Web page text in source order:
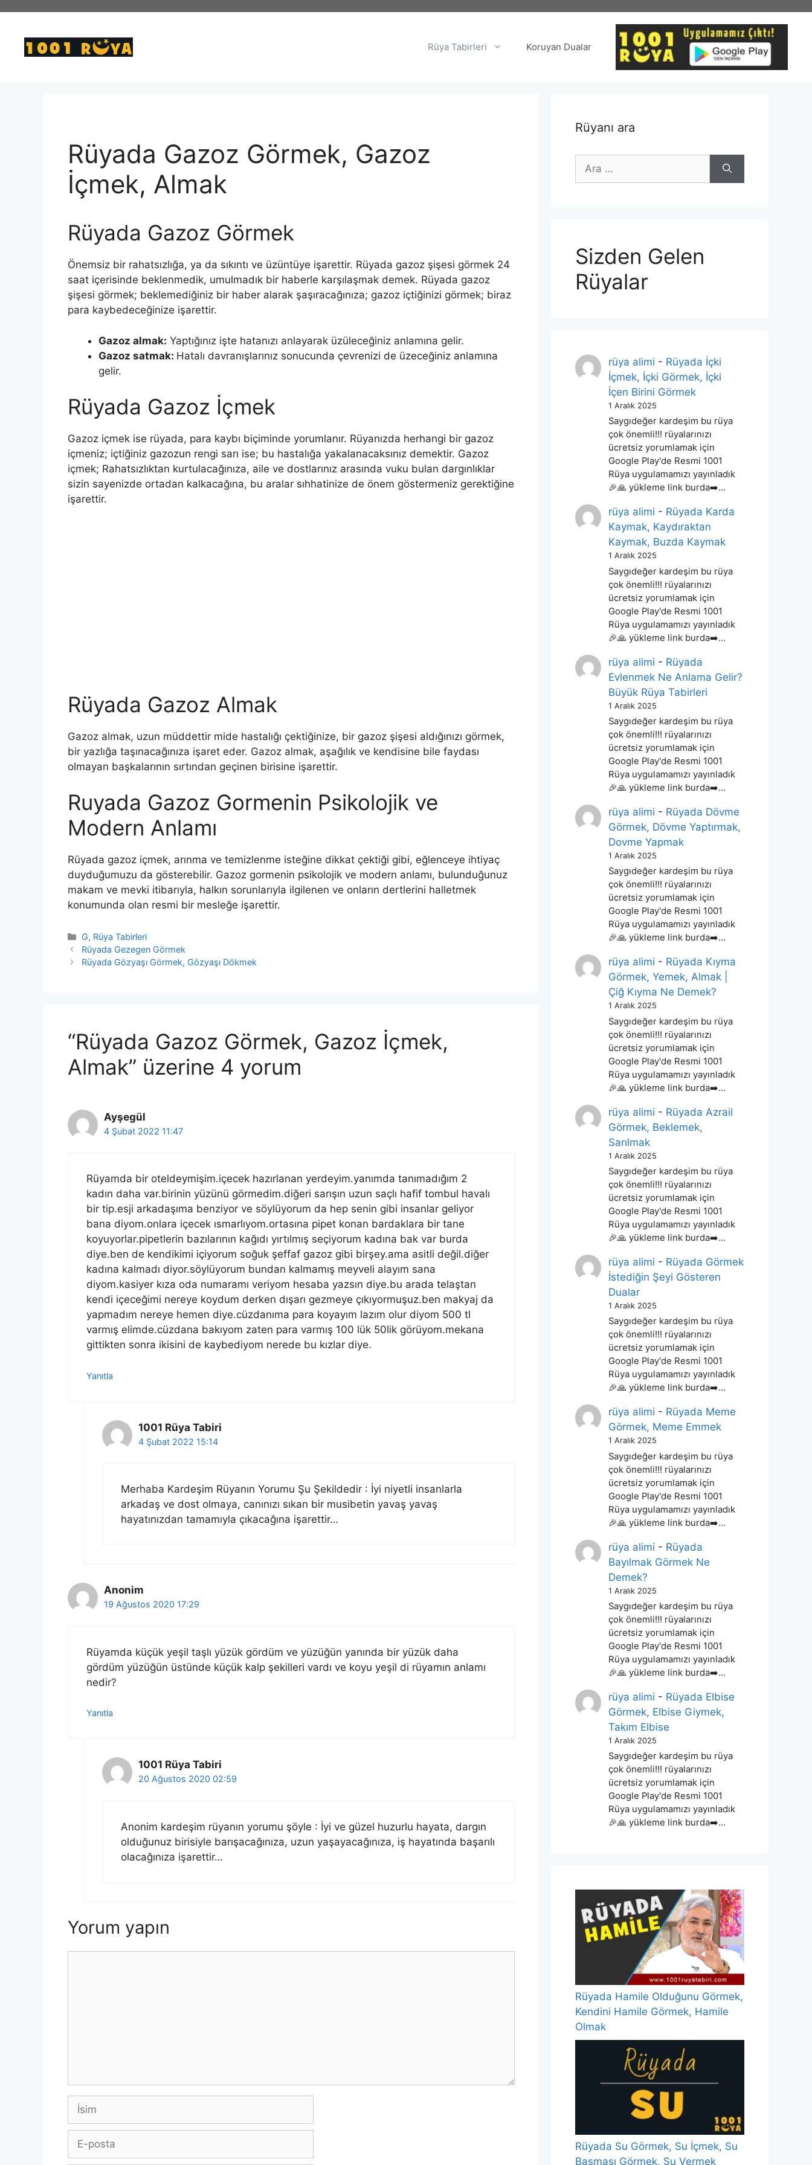
Rüya Tabirleri Koruyan Dualar
Rüyada Gazoz Görmek, Gazoz
İçmek, Almak
Rüyada Gazoz Görmek
Önemsiz bir rahatsızlığa, ya da sıkıntı ve üzüntüye işarettir. Rüyada gazoz şişesi görmek 24
saat içerisinde bek­lenmedik, umulmadık bir haberle karşılaşmak demek. Rüyada gazoz
şişesi görmek; beklemediğiniz bir haber alarak şaşıracağınıza; gazoz içtiğinizi görmek; biraz
para kaybedeceğinize işarettir.
Gazoz almak: Yaptığınız işte hatanızı anlayarak üzüleceğiniz anlamına ge­lir.
Gazoz satmak: Hatalı davranışlarınız sonucunda çevrenizi de üzeceği­niz anlamına
gelir.
Rüyada Gazoz İçmek
Gazoz içmek ise rüyada, para kaybı biçiminde yorumlanır. Rüyanızda herhangi bir gazoz
içmeniz; içtiğiniz gazozun rengi sarı ise; bu hastalığa yakalanacaksınız demektir. Gazoz
içmek; Rahatsızlıktan kurtulacağınıza, aile ve dostlarınız arasında vuku bulan dargınlıklar
sizin sayenizde ortadan kalkacağına, bu aralar sıhhatinize de önem göstermeniz gerektiğine
işarettir.
Rüyada Gazoz Almak
Gazoz almak, uzun müddettir mide hastalığı çektiğinize, bir gazoz şişesi aldığınızı görmek,
bir yazlığa taşınacağınıza işaret eder. Gazoz almak, aşağılık ve kendisine bile faydası
olmayan başkala­rının sırtından geçinen birisine işarettir.
Ruyada Gazoz Gormenin Psikolojik ve
Modern Anlamı
Rüyada gazoz içmek, arınma ve temizlenme isteğine dik­kat çektiği gibi, eğlenceye ihtiyaç
duyduğumuzu da gösterebilir. Gazoz gormenin psikolojik ve modern anlamı, bulunduğunuz
makam ve mevki itibarıyla, halkın sorun­larıyla ilgilenen ve onların dertlerini halletmek
konumunda olan resmi bir mesleğe işarettir.
Kategoriler
G, Rüya Tabirleri
Rüyada Gezegen Görmek
Rüyada Gözyaşı Görmek, Gözyaşı Dökmek
“Rüyada Gazoz Görmek, Gazoz İçmek,
Almak” üzerine 4 yorum
Ayşegül
4 Şubat 2022 11:47
Rüyamda bir oteldeymişim.içecek hazırlanan yerdeyim.yanımda tanımadığım 2
kadın daha var.birinin yüzünü görmedim.diğeri sarışın uzun saçlı hafif tombul havalı
bir tip.esji arkadaşıma benziyor ve söylüyorum da hep senin gibi insanlar geliyor
bana diyom.onlara içecek ısmarlıyom.ortasına pipet konan bardaklara bir tane
koyuyorlar.pipetlerin bazılarının kağıdı yırtılmış seçiyorum kadına bak var burda
diye.ben de kendikimi içiyorum soğuk şeffaf gazoz gibi birşey.ama asitli değil.diğer
kadına kalmadı diyor.söylüyorum bundan kalmamış meyveli alayım sana
diyom.kasiyer kıza oda numaramı veriyom hesaba yazsın diye.bu arada telaştan
kendi içeceğimi nereye koydum derken dışarı gezmeye çıkıyormuşuz.ben makyaj da
yapmadım nereye hemen diye.cüzdanıma para koyayım lazım olur diyom 500 tl
varmış elimde.cüzdana bakıyom zaten para varmış 100 lük 50lik görüyom.mekana
gittikten sonra ikisini de kaybediyom nerede bu kızlar diye.
Yanıtla
1001 Rüya Tabiri
4 Şubat 2022 15:14
Merhaba Kardeşim Rüyanın Yorumu Şu Şekildedir : İyi niyetli insanlarla
arkadaş ve dost olmaya, canınızı sıkan bir musibetin yavaş yavaş
hayatınızdan tamamıyla çıkacağına işarettir…
Anonim
19 Ağustos 2020 17:29
Rüyamda küçük yeşil taşlı yüzük gördüm ve yüzüğün yanında bir yüzük daha
gördüm yüzüğün üstünde küçük kalp şekilleri vardı ve koyu yeşil di rüyamın anlamı
nedir?
Yanıtla
1001 Rüya Tabiri
20 Ağustos 2020 02:59
Anonim kardeşim rüyanın yorumu şöyle : İyi ve güzel huzurlu hayata, dargın
olduğunuz birisiyle barışacağınıza, uzun yaşayacağınıza, iş hayatında başarılı
olacağınıza işarettir…
Yorum yapın
İsim
posta
Rüyanı ara
için
Sizden Gelen
Rüyalar
rüya alimi - Rüyada İçki
İçmek, İçki Görmek, İçki
İçen Birini Görmek
1 Aralık 2025
Saygıdeğer kardeşim bu rüya
çok önemli!!! rüyalarınızı
ücretsiz yorumlamak için
Google Play'de Resmi 1001
Rüya uygulamamızı yayınladık
🎉🙏 yükleme link burda➡️…
rüya alimi - Rüyada Karda
Kaymak, Kaydıraktan
Kaymak, Buzda Kaymak
1 Aralık 2025
Saygıdeğer kardeşim bu rüya
çok önemli!!! rüyalarınızı
ücretsiz yorumlamak için
Google Play'de Resmi 1001
Rüya uygulamamızı yayınladık
🎉🙏 yükleme link burda➡️…
rüya alimi - Rüyada
Evlenmek Ne Anlama Gelir?
Büyük Rüya Tabirleri
1 Aralık 2025
Saygıdeğer kardeşim bu rüya
çok önemli!!! rüyalarınızı
ücretsiz yorumlamak için
Google Play'de Resmi 1001
Rüya uygulamamızı yayınladık
🎉🙏 yükleme link burda➡️…
rüya alimi - Rüyada Dövme
Görmek, Dövme Yaptırmak,
Dovme Yapmak
1 Aralık 2025
Saygıdeğer kardeşim bu rüya
çok önemli!!! rüyalarınızı
ücretsiz yorumlamak için
Google Play'de Resmi 1001
Rüya uygulamamızı yayınladık
🎉🙏 yükleme link burda➡️…
rüya alimi - Rüyada Kıyma
Görmek, Yemek, Almak |
Çiğ Kıyma Ne Demek?
1 Aralık 2025
Saygıdeğer kardeşim bu rüya
çok önemli!!! rüyalarınızı
ücretsiz yorumlamak için
Google Play'de Resmi 1001
Rüya uygulamamızı yayınladık
🎉🙏 yükleme link burda➡️…
rüya alimi - Rüyada Azrail
Görmek, Beklemek,
Sarılmak
1 Aralık 2025
Saygıdeğer kardeşim bu rüya
çok önemli!!! rüyalarınızı
ücretsiz yorumlamak için
Google Play'de Resmi 1001
Rüya uygulamamızı yayınladık
🎉🙏 yükleme link burda➡️…
rüya alimi - Rüyada Görmek
İstediğin Şeyi Gösteren
Dualar
1 Aralık 2025
Saygıdeğer kardeşim bu rüya
çok önemli!!! rüyalarınızı
ücretsiz yorumlamak için
Google Play'de Resmi 1001
Rüya uygulamamızı yayınladık
🎉🙏 yükleme link burda➡️…
rüya alimi - Rüyada Meme
Görmek, Meme Emmek
1 Aralık 2025
Saygıdeğer kardeşim bu rüya
çok önemli!!! rüyalarınızı
ücretsiz yorumlamak için
Google Play'de Resmi 1001
Rüya uygulamamızı yayınladık
🎉🙏 yükleme link burda➡️…
rüya alimi - Rüyada
Bayılmak Görmek Ne
Demek?
1 Aralık 2025
Saygıdeğer kardeşim bu rüya
çok önemli!!! rüyalarınızı
ücretsiz yorumlamak için
Google Play'de Resmi 1001
Rüya uygulamamızı yayınladık
🎉🙏 yükleme link burda➡️…
rüya alimi - Rüyada Elbise
Görmek, Elbise Giymek,
Takım Elbise
1 Aralık 2025
Saygıdeğer kardeşim bu rüya
çok önemli!!! rüyalarınızı
ücretsiz yorumlamak için
Google Play'de Resmi 1001
Rüya uygulamamızı yayınladık
🎉🙏 yükleme link burda➡️…
Rüyada Hamile Olduğunu Görmek,
Kendini Hamile Görmek, Hamile
Olmak
Rüyada Su Görmek, Su İçmek, Su
Basması Görmek, Su Vermek